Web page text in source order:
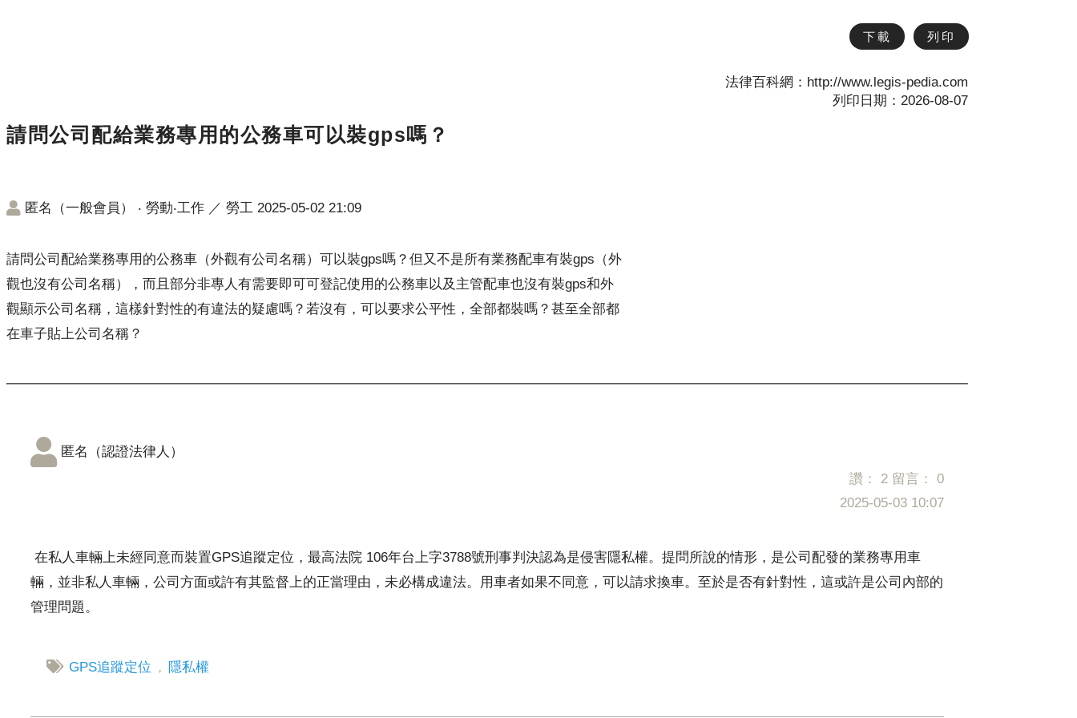
下載 列印
法律百科網：http://www.legis-pedia.com
列印日期：2026-08-07
請問公司配給業務專用的公務車可以裝gps嗎？
匿名（一般會員） ‧ 勞動‧工作 ／ 勞工 2025-05-02 21:09
請問公司配給業務專用的公務車（外觀有公司名稱）可以裝gps嗎？但又不是所有業務配車有裝gps（外
觀也沒有公司名稱），而且部分非專人有需要即可可登記使用的公務車以及主管配車也沒有裝gps和外
觀顯示公司名稱，這樣針對性的有違法的疑慮嗎？若沒有，可以要求公平性，全部都裝嗎？甚至全部都
在車子貼上公司名稱？
匿名（認證法律人）
讚： 2 留言： 0
2025-05-03 10:07
在私人車輛上未經同意而裝置GPS追蹤定位，最高法院 106年台上字3788號刑事判決認為是侵害隱私權。提問所說的情形，是公司配發的業務專用車
輛，並非私人車輛，公司方面或許有其監督上的正當理由，未必構成違法。用車者如果不同意，可以請求換車。至於是否有針對性，這或許是公司內部的
管理問題。
GPS追蹤定位 ， 隱私權